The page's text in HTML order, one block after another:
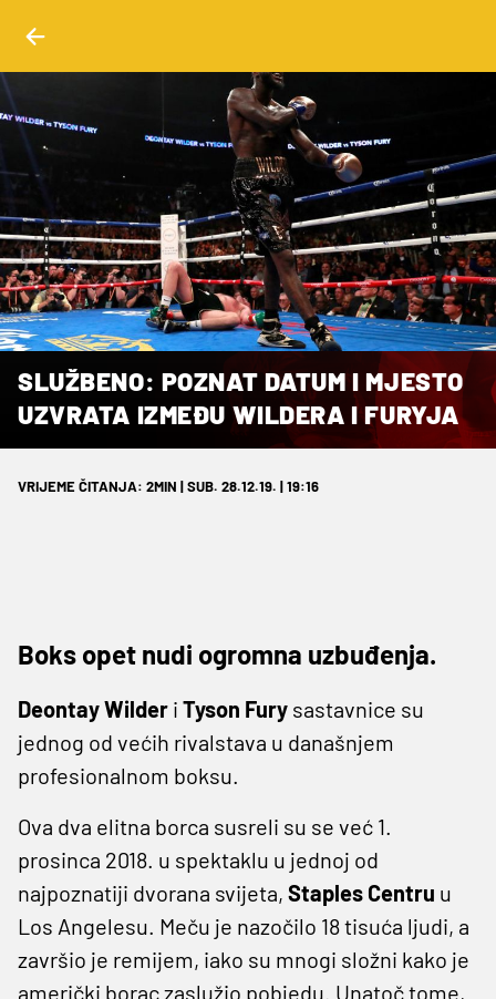
SLUŽBENO: POZNAT DATUM I MJESTO
UZVRATA IZMEĐU WILDERA I FURYJA
VRIJEME ČITANJA: 2MIN | SUB. 28.12.19. | 19:16
Boks opet nudi ogromna uzbuđenja.
Deontay Wilder i Tyson Fury sastavnice su
jednog od većih rivalstava u današnjem
profesionalnom boksu.
Ova dva elitna borca susreli su se već 1.
prosinca 2018. u spektaklu u jednoj od
najpoznatiji dvorana svijeta, Staples Centru u
Los Angelesu. Meču je nazočilo 18 tisuća ljudi, a
završio je remijem, iako su mnogi složni kako je
američki borac zaslužio pobjedu. Unatoč tome,